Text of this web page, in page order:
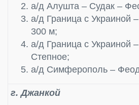
а/д Алушта – Судак –
а/д Граница с Украиной
300 м;
а/д Граница с Украиной
Степное;
а/д Симферополь –
г. Джанкой